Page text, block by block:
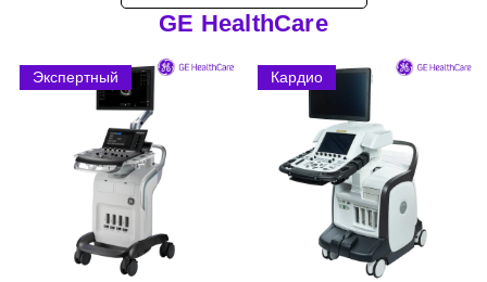
GE HealthCare
Экспертный Кардио